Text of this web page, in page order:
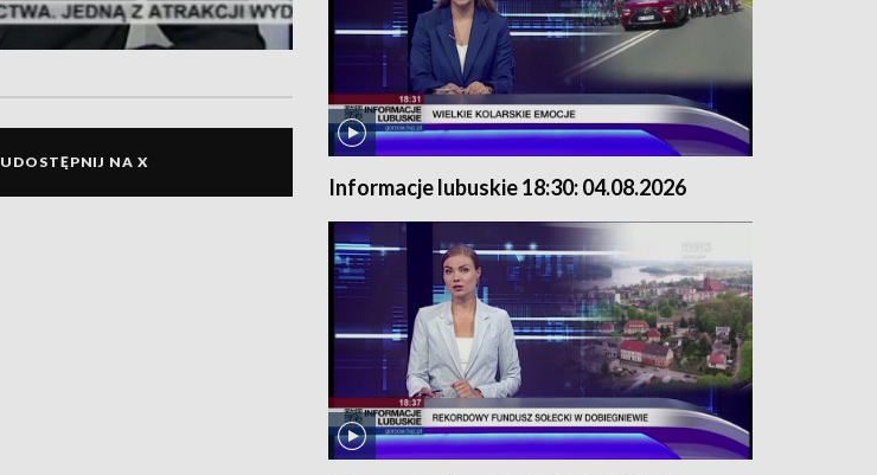
UDOSTĘPNIJ NA X
Informacje lubuskie 18:30: 04.08.2026